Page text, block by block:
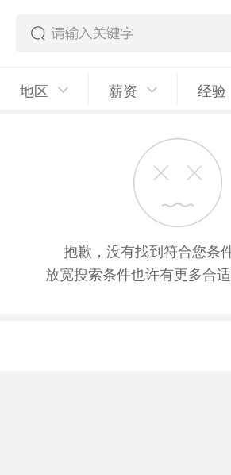
地区 薪资 经验
抱歉，没有找到符合您条
放宽搜索条件也许有更多合